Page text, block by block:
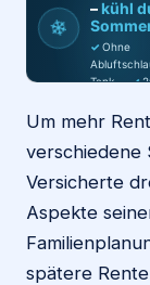
❄
–kühl
✓ Ohne
Tank · ✓
Um mehr
verschiedene
Versicherte
Aspekte
spätere